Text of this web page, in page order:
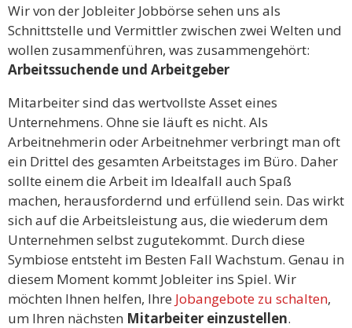
Wir von der Jobleiter Jobbörse sehen uns als
Schnittstelle und Vermittler zwischen zwei Welten und
wollen zusammenführen, was zusammengehört:
Arbeitssuchende und Arbeitgeber
Mitarbeiter sind das wertvollste Asset eines
Unternehmens. Ohne sie läuft es nicht. Als
Arbeitnehmerin oder Arbeitnehmer verbringt man oft
ein Drittel des gesamten Arbeitstages im Büro. Daher
sollte einem die Arbeit im Idealfall auch Spaß
machen, herausfordernd und erfüllend sein. Das wirkt
sich auf die Arbeitsleistung aus, die wiederum dem
Unternehmen selbst zugutekommt. Durch diese
Symbiose entsteht im Besten Fall Wachstum. Genau in
diesem Moment kommt Jobleiter ins Spiel. Wir
möchten Ihnen helfen, Ihre Jobangebote zu schalten,
um Ihren nächsten Mitarbeiter einzustellen.